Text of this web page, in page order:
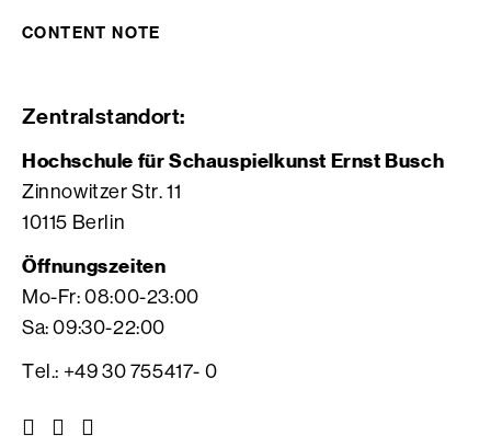
CONTENT NOTE
Zentralstandort:
Hochschule für Schauspielkunst Ernst Busch
Zinnowitzer Str. 11
10115 Berlin
Öffnungszeiten
Mo-Fr: 08:00-23:00
Sa: 09:30-22:00
Tel.: +49 30 755417- 0